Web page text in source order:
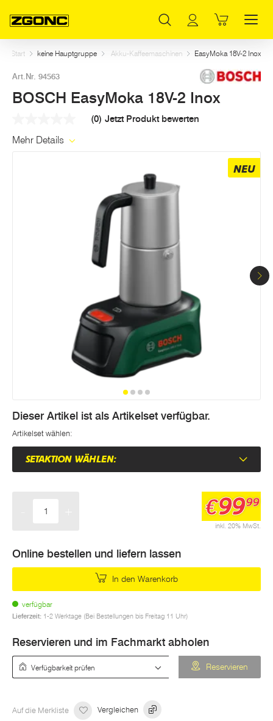
Start keine Hauptgruppe Akku-Kaffeemaschinen EasyMoka 18V-2 Inox
Art.Nr. 94563
BOSCH EasyMoka 18V-2 Inox
Link
(0) Jetzt Produkt bewerten
Mehr Details
NEU
Dieser Artikel ist als Artikelset verfügbar.
Artikelset wählen:
SETAKTION WÄHLEN:
inkl. 20% MwSt.
€9999
Online bestellen und liefern lassen
In den Warenkorb
verfügbar
Lieferzeit: 1-2 Werktage (Bei Bestellungen bis Freitag 11 Uhr)
Reservieren und im Fachmarkt abholen
Reservieren
Auf die Merkliste Vergleichen